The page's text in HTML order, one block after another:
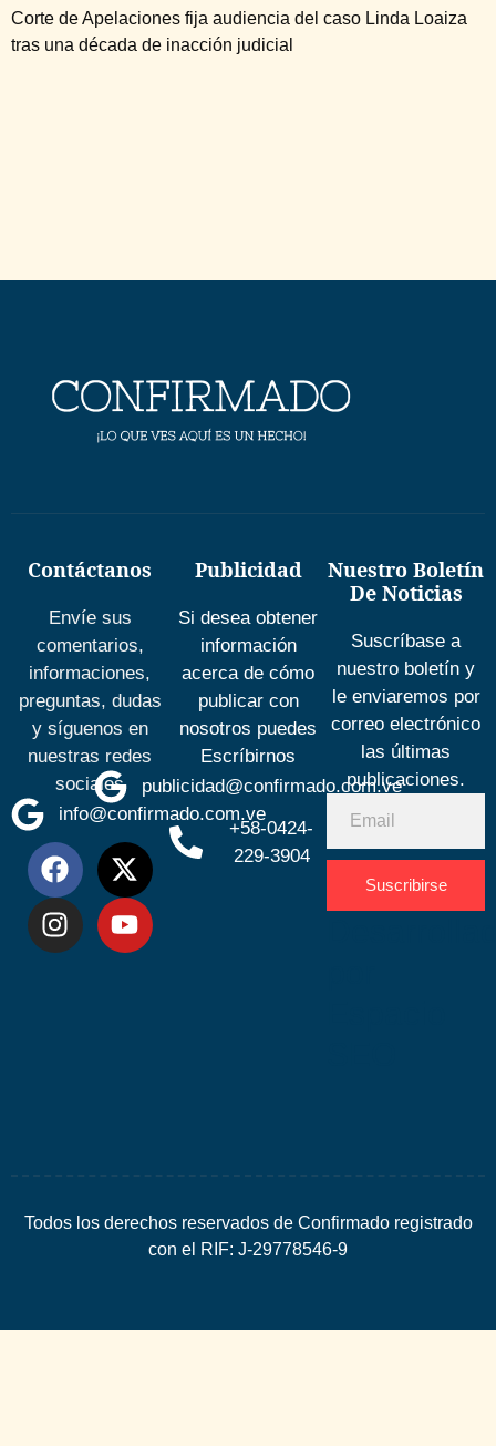
Corte de Apelaciones fija audiencia del caso Linda Loaiza
tras una década de inacción judicial
Contáctanos
Envíe sus
comentarios,
informaciones,
preguntas, dudas
y síguenos en
nuestras redes
sociales
info@confirmado.com.ve
Publicidad
Si desea obtener
información
acerca de cómo
publicar con
nosotros puedes
Escríbirnos
publicidad@confirmado.com.ve
+58-0424-
229-3904
Nuestro Boletín
De Noticias
Suscríbase a
nuestro boletín y
le enviaremos por
correo electrónico
las últimas
publicaciones.
Suscribirse
Todos los derechos reservados de Confirmado registrado
con el RIF: J-29778546-9